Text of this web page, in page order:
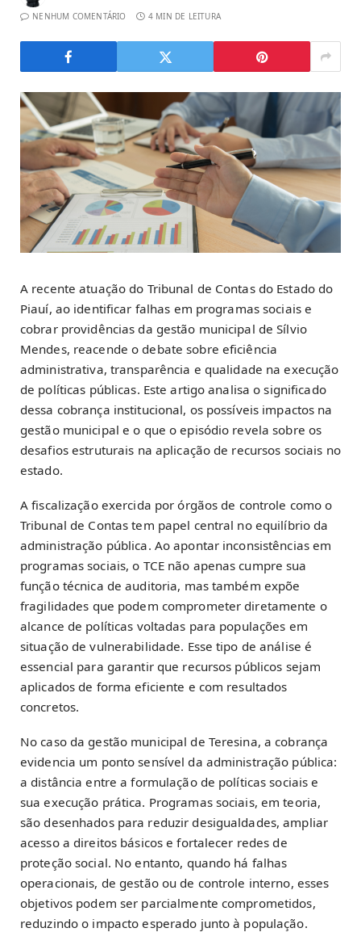
NENHUM COMENTÁRIO 4 MIN DE LEITURA
A recente atuação do Tribunal de Contas do Estado do
Piauí, ao identificar falhas em programas sociais e
cobrar providências da gestão municipal de Sílvio
Mendes, reacende o debate sobre eficiência
administrativa, transparência e qualidade na execução
de políticas públicas. Este artigo analisa o significado
dessa cobrança institucional, os possíveis impactos na
gestão municipal e o que o episódio revela sobre os
desafios estruturais na aplicação de recursos sociais no
estado.
A fiscalização exercida por órgãos de controle como o
Tribunal de Contas tem papel central no equilíbrio da
administração pública. Ao apontar inconsistências em
programas sociais, o TCE não apenas cumpre sua
função técnica de auditoria, mas também expõe
fragilidades que podem comprometer diretamente o
alcance de políticas voltadas para populações em
situação de vulnerabilidade. Esse tipo de análise é
essencial para garantir que recursos públicos sejam
aplicados de forma eficiente e com resultados
concretos.
No caso da gestão municipal de Teresina, a cobrança
evidencia um ponto sensível da administração pública:
a distância entre a formulação de políticas sociais e
sua execução prática. Programas sociais, em teoria,
são desenhados para reduzir desigualdades, ampliar
acesso a direitos básicos e fortalecer redes de
proteção social. No entanto, quando há falhas
operacionais, de gestão ou de controle interno, esses
objetivos podem ser parcialmente comprometidos,
reduzindo o impacto esperado junto à população.